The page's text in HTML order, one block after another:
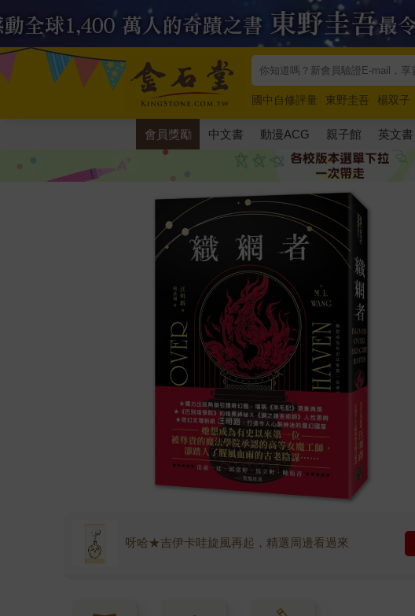
國中自修評量 東野圭吾 楊双子
唯紅花綻放
奧德賽 路邊攤新作
會員獎勵 中文書 動漫ACG 親子館 英文書
呀哈★吉伊卡哇旋風再起，精選周邊看過來